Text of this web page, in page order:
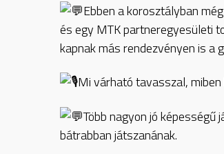
Ebben a korosztályban
és egy MTK partneregyesületi
kapnak más rendezvényen is a
Mi várható tavasszal,
Több nagyon jó
bátrabban játszanának.